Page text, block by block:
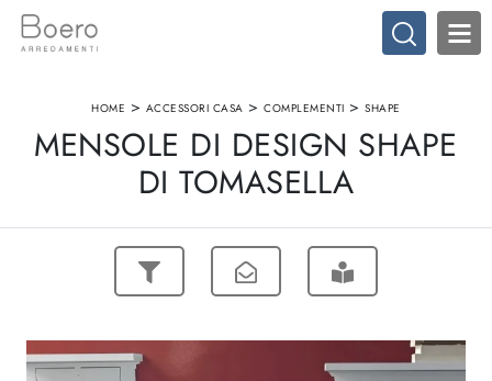
HOME > ACCESSORI CASA >COMPLEMENTI >SHAPE
MENSOLE DI DESIGN SHAPE
DI TOMASELLA